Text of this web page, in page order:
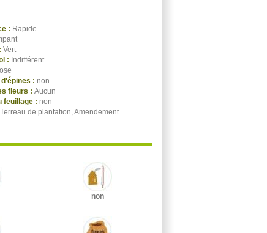
: Rapide
Vert
: Indifférent
: non
fleurs : Aucun
feuillage : non
Terreau de plantation, Amendement
non